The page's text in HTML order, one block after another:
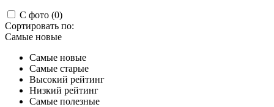
С фото (0)
Сортировать по:
Самые новые
Самые новые
Самые старые
Высокий рейтинг
Низкий рейтинг
Самые полезные